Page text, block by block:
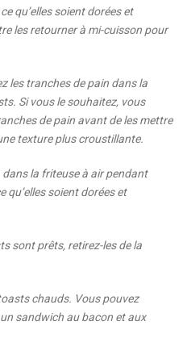
qu’elles soient dorées et
les retourner à mi-cuisson pour
les tranches de pain dans la
Si vous le souhaitez, vous
de pain avant de les mettre
texture plus croustillante.
la friteuse à air pendant
qu’elles soient dorées et
sont prêts, retirez-les de la
chauds. Vous pouvez
sandwich au bacon et aux